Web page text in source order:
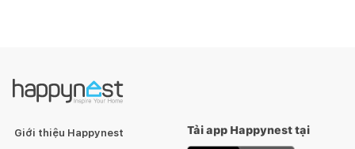
Giới thiệu Happynest
Tải app Happynest tại